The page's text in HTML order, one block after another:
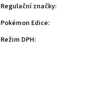
Regulační značky:
Pokémon Edice:
Režim DPH: